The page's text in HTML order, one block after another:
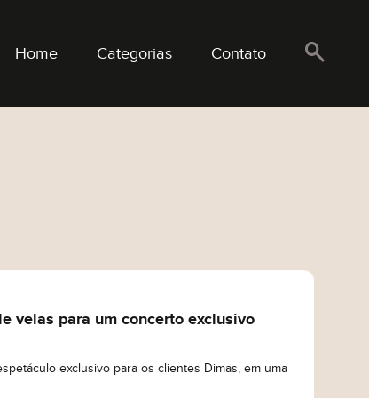
Home Categorias Contato
velas para um concerto exclusivo
exclusivo para os clientes Dimas, em uma